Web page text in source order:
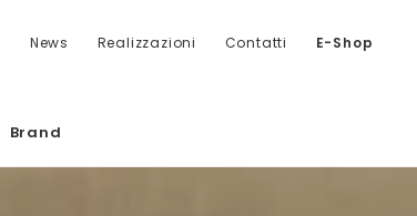
News Realizzazioni Contatti E-Shop
Brand